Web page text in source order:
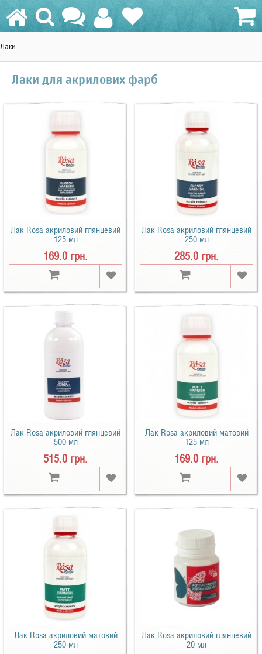
Лаки
Лаки для акрилових фарб
Лак Rosa акриловий глянцевий
125 мл
169.0 грн.
Лак Rosa акриловий глянцевий
250 мл
285.0 грн.
Лак Rosa акриловий глянцевий
500 мл
515.0 грн.
Лак Rosa акриловий матовий
125 мл
169.0 грн.
Лак Rosa акриловий матовий
250 мл
Лак Rosa акриловий глянцевий
20 мл